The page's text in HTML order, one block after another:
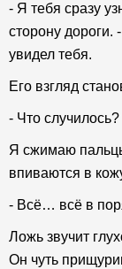
- Я тебя сразу
сторону дороги.
увидел тебя.
Его взгляд
- Что
Я сжимаю
впиваются в
- Всё… всё в
Ложь звучит
Он чуть